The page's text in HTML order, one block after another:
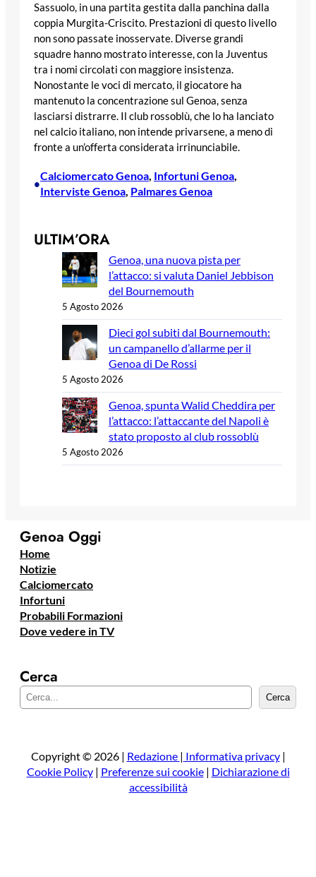
Sassuolo, in una partita gestita dalla panchina dalla
coppia Murgita-Criscito. Prestazioni di questo livello
non sono passate inosservate. Diverse grandi
squadre hanno mostrato interesse, con la Juventus
tra i nomi circolati con maggiore insistenza.
Nonostante le voci di mercato, il giocatore ha
mantenuto la concentrazione sul Genoa, senza
lasciarsi distrarre. Il club rossoblù, che lo ha lanciato
nel calcio italiano, non intende privarsene, a meno di
fronte a un’offerta considerata irrinunciabile.
•
Calciomercato Genoa, Infortuni Genoa
Interviste Genoa, Palmares Genoa
ULTIM’ORA
Genoa, una nuova pista per
l’attacco: si valuta Daniel Jebbison
del Bournemouth
5 Agosto 2026
Dieci gol subiti dal Bournemouth:
un campanello d’allarme per il
Genoa di De Rossi
5 Agosto 2026
Genoa, spunta Walid Cheddira per
l’attacco: l’attaccante del Napoli è
stato proposto al club rossoblù
5 Agosto 2026
Genoa Oggi
Home
Notizie
Calciomercato
Infortuni
Probabili Formazioni
Dove vedere in TV
Cerca
e
a
Cerca
Copyright © 2026 | Redazione | Informativa privacy|
Cookie Policy| Preferenze sui cookie| Dichiarazione di
accessibilità